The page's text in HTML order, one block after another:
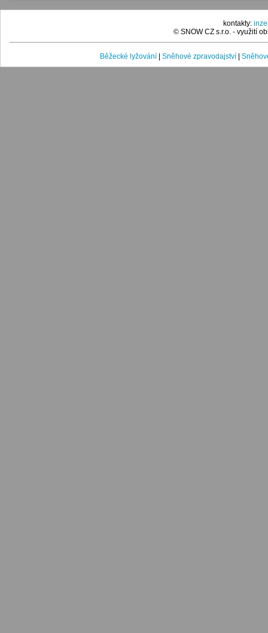
kontakty:
© SNOW CZ s.r.o. - využití
Běžecké lyžování Sněhové zpravodajství